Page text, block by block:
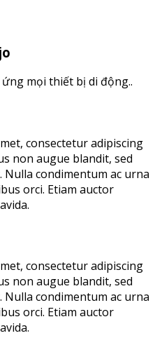
mọi thiết bị di động..
consectetur adipiscing
non augue blandit, sed
condimentum ac urna
orci. Etiam auctor
consectetur adipiscing
non augue blandit, sed
condimentum ac urna
orci. Etiam auctor